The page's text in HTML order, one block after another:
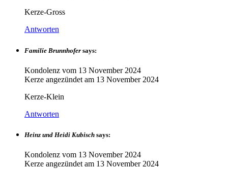
Kerze-Gross
Antworten
Familie Brunnhofer says:
Kondolenz vom 13 November 2024
Kerze angezündet am 13 November 2024
Kerze-Klein
Antworten
Heinz und Heidi Kubisch says:
Kondolenz vom 13 November 2024
Kerze angezündet am 13 November 2024